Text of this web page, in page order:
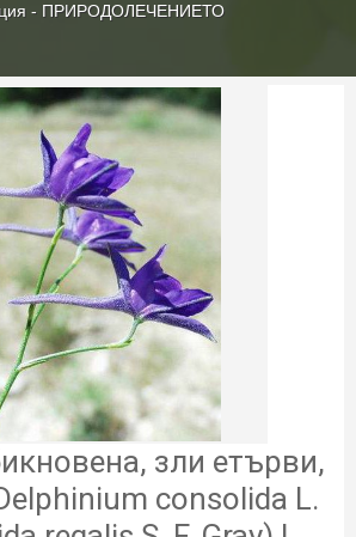
- ПРИРОДОЛЕЧЕНИЕТО
зли етърви,
consolida L.